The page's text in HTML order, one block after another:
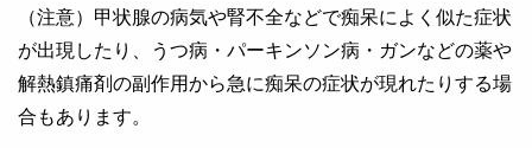
（注意）甲状腺の病気や腎不全などで痴呆によく似た症状
が出現したり、うつ病・パーキンソン病・ガンなどの薬や
解熱鎮痛剤の副作用から急に痴呆の症状が現れたりする場
合もあります。